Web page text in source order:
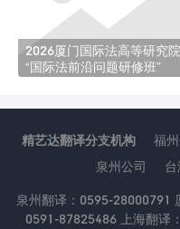
2026厦门国际法高等研究院
“国际法前沿问题研修班”
精艺达翻译分支机构 福
泉州公司
台
泉州翻译：0595-28000791
0591-87825486 上海翻译